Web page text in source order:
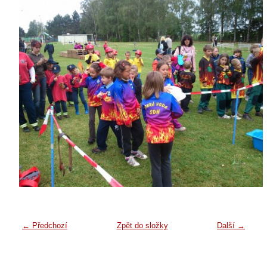
← Předchozí Další →
Zpět do složky